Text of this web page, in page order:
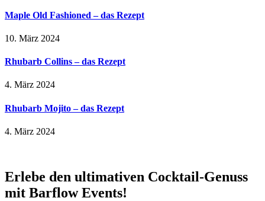
Maple Old Fashioned – das Rezept
10. März 2024
Rhubarb Collins – das Rezept
4. März 2024
Rhubarb Mojito – das Rezept
4. März 2024
Erlebe den ultimativen Cocktail-Genuss
mit Barflow Events!